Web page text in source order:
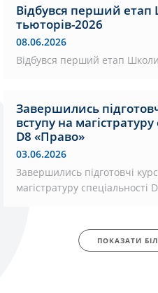
Відбувся перший
тьюторів-2026
08.06.2026
Відбувся перший етап
Завершились
вступу на магістратуру
D8 «Право»
03.06.2026
Завершились підготовчі
магістратуру спеціальності
ПОКАЗАТИ